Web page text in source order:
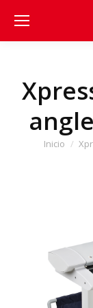
Estás aquí:
Inicio